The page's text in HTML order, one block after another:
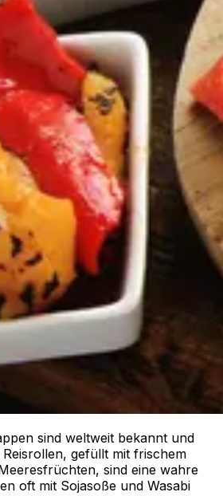
sind weltweit bekannt und
Reisrollen, gefüllt mit frischem
sind eine wahre
oft mit Sojasoße und Wasabi